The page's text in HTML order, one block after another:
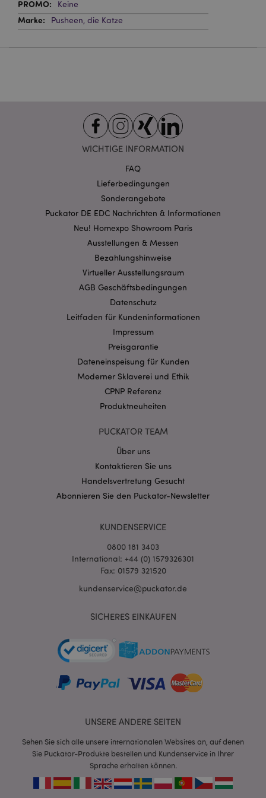
Keine
Pusheen, die Katze
WICHTIGE INFORMATION
FAQ
Lieferbedingungen
Sonderangebote
Puckator DE EDC Nachrichten & Informationen
Neu! Homexpo Showroom Paris
Ausstellungen & Messen
Bezahlungshinweise
Virtueller Ausstellungsraum
AGB Geschäftsbedingungen
Datenschutz
Leitfaden für Kundeninformationen
Impressum
Preisgarantie
Dateneinspeisung für Kunden
Moderner Sklaverei und Ethik
CPNP Referenz
Produktneuheiten
PUCKATOR TEAM
Über uns
Kontaktieren Sie uns
Handelsvertretung Gesucht
Abonnieren Sie den Puckator-Newsletter
KUNDENSERVICE
0800 181 3403
International: +44 (0) 1579326301
Fax: 01579 321520
kundenservice@puckator.de
SICHERES EINKAUFEN
UNSERE ANDERE SEITEN
Sehen Sie sich alle unsere internationalen Websites an, auf denen
Sie Puckator-Produkte bestellen und Kundenservice in Ihrer
Sprache erhalten können.
Website nicht richtig genutzt werden.
Name
mage-cache-storage-section-
invalidation
PHPSESSID
PHP.net
mage-messages
Adobe Inc.
www.puckator.de
X-Magento-Vary
_GRECAPTCHA
Google LLC
www.google.com
recently_compared_product_previous
Adobe Inc.
www.puckator.de
section_data_ids
Adobe Inc.
www.puckator.de
Datenschutzbestimmungen von Google